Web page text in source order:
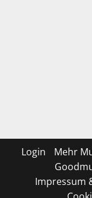
Login
Mehr
Impressum